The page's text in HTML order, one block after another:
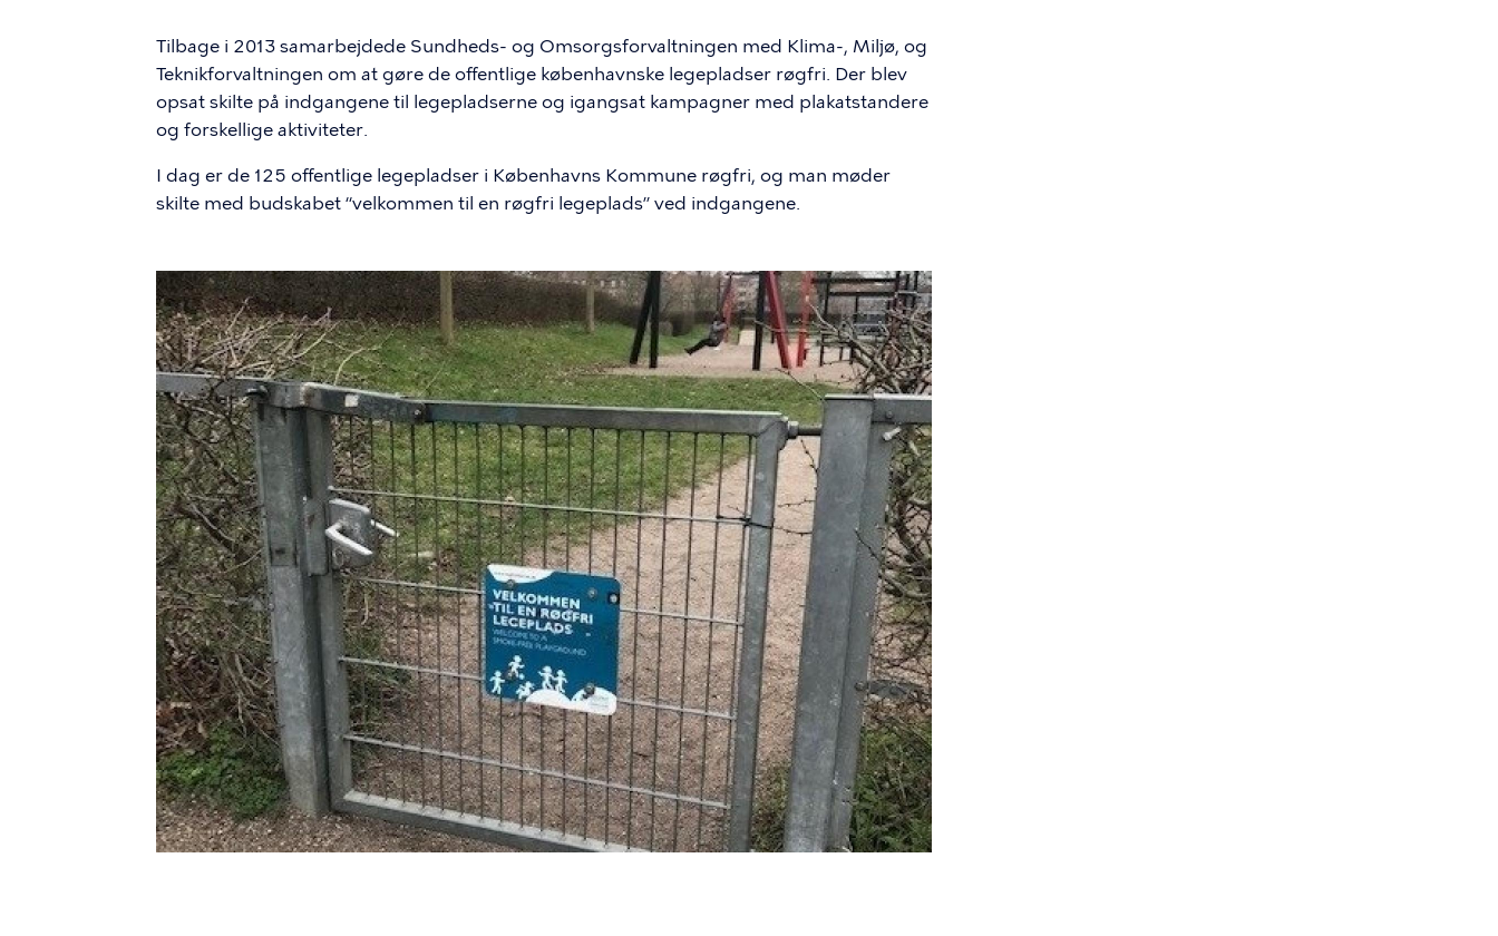
Tilbage i 2013 samarbejdede Sundheds- og Omsorgsforvaltningen med Klima-, Miljø, og
Teknikforvaltningen om at gøre de offentlige københavnske legepladser røgfri. Der blev
opsat skilte på indgangene til legepladserne og igangsat kampagner med plakatstandere
og forskellige aktiviteter.
I dag er de 125 offentlige legepladser i Københavns Kommune røgfri, og man møder
skilte med budskabet “velkommen til en røgfri legeplads” ved indgangene.
Billede